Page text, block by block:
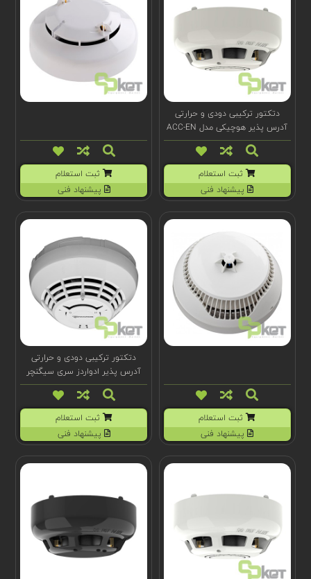
دتکتور ترکیبی دودی و حرارتی
آدرس پذیر هوچیکی مدل ACC-EN
ثبت استعلام
پیشنهاد فنی
ثبت استعلام
پیشنهاد فنی
ثبت استعلام
پیشنهاد فنی
دتکتور ترکیبی دودی و حرارتی
آدرس پذیر ادواردز سری سیگنچر
مدل SIGA-OSHD
ثبت استعلام
پیشنهاد فنی